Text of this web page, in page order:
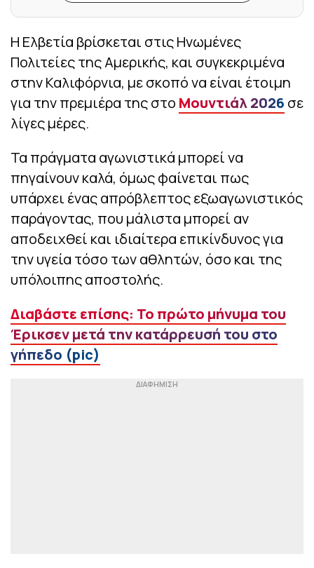
Η Ελβετία βρίσκεται στις Ηνωμένες
Πολιτείες της Αμερικής, και συγκεκριμένα
στην Καλιφόρνια, με σκοπό να είναι έτοιμη
για την πρεμιέρα της στο Μουντιάλ 2026 σε
λίγες μέρες.
Τα πράγματα αγωνιστικά μπορεί να
πηγαίνουν καλά, όμως φαίνεται πως
υπάρχει ένας απρόβλεπτος εξωαγωνιστικός
παράγοντας, που μάλιστα μπορεί αν
αποδειχθεί και ιδιαίτερα επικίνδυνος για
την υγεία τόσο των αθλητών, όσο και της
υπόλοιπης αποστολής.
Διαβάστε επίσης: Το πρώτο μήνυμα του
Έρικσεν μετά την κατάρρευσή του στο
γήπεδο (pic)